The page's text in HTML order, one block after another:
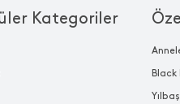
Kategoriler
Black